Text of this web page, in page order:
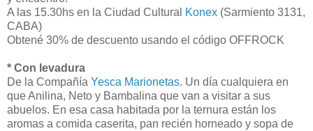
A las 15.30hs en la Ciudad Cultural
Konex (Sarmiento 3131,
CABA)
Obtené 30% de descuento usando el código OFFROCK
* Con levadura
De la Compañía Yesca Marionetas. Un día cualquiera en
que Anilina, Neto y Bambalina que van a visitar a sus
abuelos. En esa casa habitada por la ternura están los
aromas a comida caserita, pan recién horneado y sopa de